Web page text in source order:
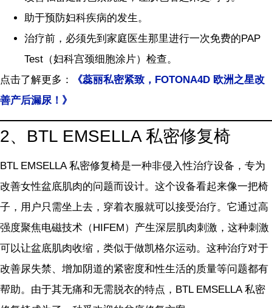
助于预防妇科疾病的发生。
治疗前，必须先到家庭医生那里进行一次免费的PAP
Test（妇科宫颈细胞涂片）检查。
点击了解更多：
《蕊丽私密紧致，FOTONA4D 欧洲之星改
善产后漏尿！》
2、BTL EMSELLA 私密修复椅
BTL EMSELLA 私密修复椅是一种非侵入性治疗设备，专为
改善女性盆底肌肉的问题而设计。这个设备看起来像一把椅
子，用户只需坐上去，穿着衣服就可以接受治疗。它通过高
强度聚焦电磁技术（HIFEM）产生深层肌肉刺激，这种刺激
可以让盆底肌肉收缩，类似于做凯格尔运动。这种治疗对于
改善尿失禁、增加阴道的紧密度和性生活的质量等问题都有
帮助。由于其无痛和无需脱衣的特点，BTL EMSELLA 私密